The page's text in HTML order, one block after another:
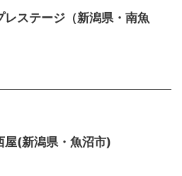
レステージ（新潟県・南魚
屋(新潟県・魚沼市)